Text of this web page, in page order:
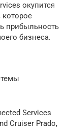
окупится
которое
прибыльность
бизнеса.
Services
Cruiser Prado,